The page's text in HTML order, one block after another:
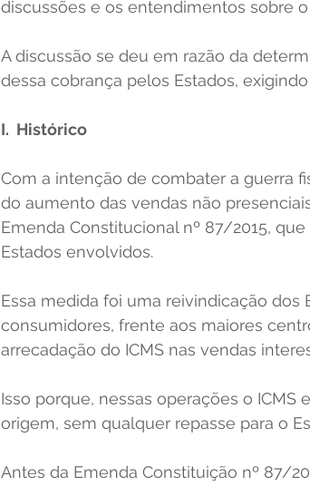
discussões e os entendimentos sobre
A discussão se deu em razão da
dessa cobrança pelos Estados,
I.  Histórico
Com a intenção de combater a guerra
do aumento das vendas não
Emenda Constitucional nº 87/2015,
Estados envolvidos.
Essa medida foi uma reivindicação
consumidores, frente aos maiores
arrecadação do ICMS nas vendas
Isso porque, nessas operações o
origem, sem qualquer repasse para o
Antes da Emenda Constituição nº 87/